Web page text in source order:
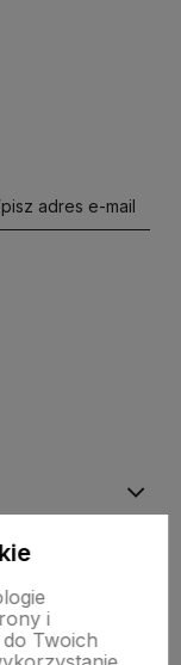
adres e-mail
i
Twoich